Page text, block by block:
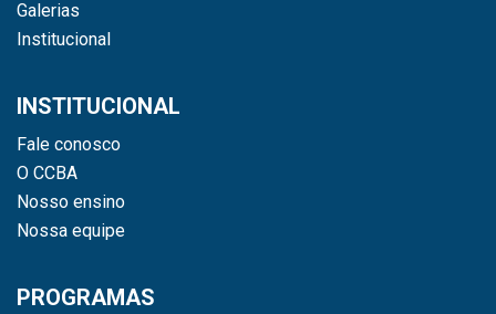
Galerias
Institucional
INSTITUCIONAL
Fale conosco
O CCBA
Nosso ensino
Nossa equipe
PROGRAMAS